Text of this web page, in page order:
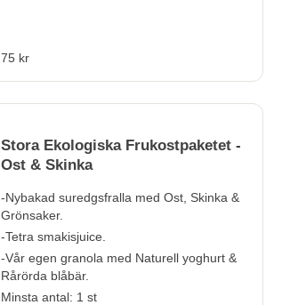
75 kr
Stora Ekologiska Frukostpaketet -
Ost & Skinka
-Nybakad suredgsfralla med Ost, Skinka &
Grönsaker.
-Tetra smakisjuice.
-Vår egen granola med Naturell yoghurt &
Rårörda blåbär.
Minsta antal: 1 st